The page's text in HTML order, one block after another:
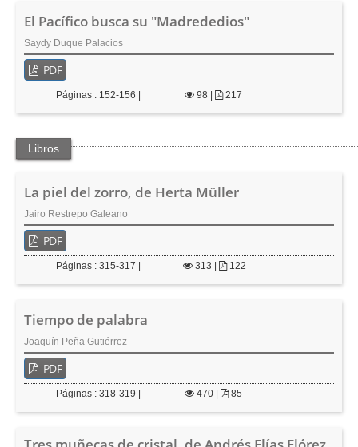
El Pacífico busca su "Madrededios"
Saydy Duque Palacios
PDF
Páginas : 152-156 | 98 | 217
Libros
La piel del zorro, de Herta Müller
Jairo Restrepo Galeano
PDF
Páginas : 315-317 | 313 | 122
Tiempo de palabra
Joaquín Peña Gutiérrez
PDF
Páginas : 318-319 | 470 | 85